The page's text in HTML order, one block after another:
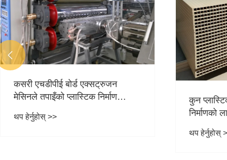
कुन प्लास्टिक सामग्री WPC ढोका
निर्माणको लागि उपयुक्त छ?
हो?
थप
